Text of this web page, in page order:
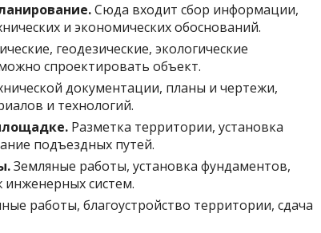
Сюда входит сбор информации,
и экономических обоснований.
геодезические, экологические
спроектировать объект.
документации, планы и чертежи,
и технологий.
Разметка территории, установка
подъездных путей.
Земляные работы, установка фундаментов,
систем.
работы, благоустройство территории, сдача